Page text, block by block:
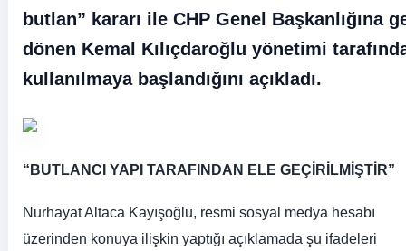
butlan” kararı ile CHP Genel Başkanlığına
dönen Kemal Kılıçdaroğlu yönetimi
kullanılmaya başlandığını açıkladı.
“BUTLANCI YAPI TARAFINDAN ELE GEÇİRİLMİŞTİR”
Nurhayat Altaca Kayışoğlu, resmi sosyal medya hesabı
üzerinden konuya ilişkin yaptığı açıklamada şu ifadeleri